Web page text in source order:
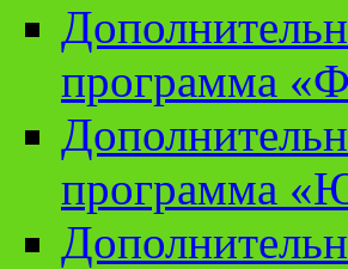
программа
программа